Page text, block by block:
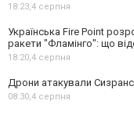
18:23,4 серпня
Українська Fire Point
ракети "Фламінго": що
18:20,4 серпня
Дрони атакували
08:30,4 серпня